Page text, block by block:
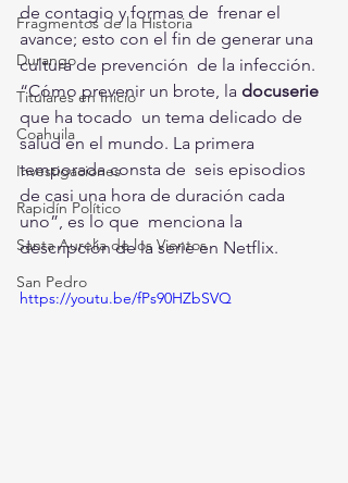
Fragmentos de la Historia
Durango
Titulares en Inicio
Coahuila
Investigaciones
Rapidín Político
Santa Aurelia de los Vientos
San Pedro
de contagio y formas de  frenar el
avance; esto con el fin de generar una
cultura de prevención  de la infección.
“Cómo prevenir un brote, la docuserie
que ha tocado  un tema delicado de
salud en el mundo. La primera
temporada consta de  seis episodios
de casi una hora de duración cada
uno”, es lo que  menciona la
descripción de la serie en Netflix.
https://youtu.be/fPs90HZbSVQ